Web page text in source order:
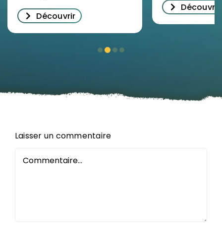
Découvrir
Découvrir
Laisser un commentaire